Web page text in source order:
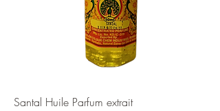
Santal Huile Parfum extrait